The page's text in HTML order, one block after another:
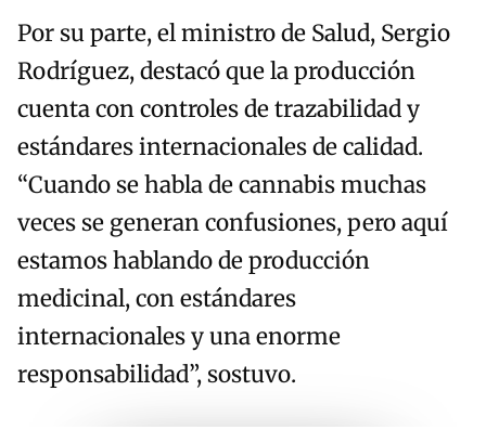
Por su parte, el ministro de Salud, Sergio
Rodríguez, destacó que la producción
cuenta con controles de trazabilidad y
estándares internacionales de calidad.
“Cuando se habla de cannabis muchas
veces se generan confusiones, pero aquí
estamos hablando de producción
medicinal, con estándares
internacionales y una enorme
responsabilidad”, sostuvo.